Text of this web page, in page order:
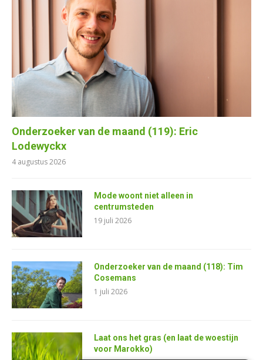
Onderzoeker van de maand (119): Eric
Lodewyckx
4 augustus 2026
Mode woont niet alleen in
centrumsteden
19 juli 2026
Onderzoeker van de maand (118): Tim
Cosemans
1 juli 2026
Laat ons het gras (en laat de woestijn
voor Marokko)